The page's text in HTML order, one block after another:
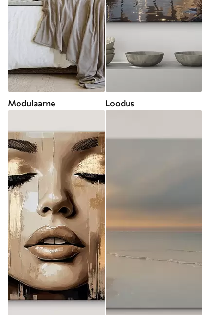
Modulaarne Loodus